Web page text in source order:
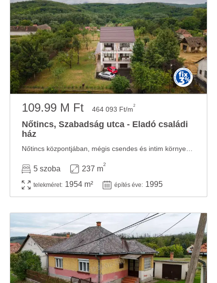
109.99 M Ft 464 093 Ft/m2
Nőtincs, Szabadság utca - Eladó családi
ház
5 szoba 237 m
2
telekméret: 1954 m² építés éve: 1995